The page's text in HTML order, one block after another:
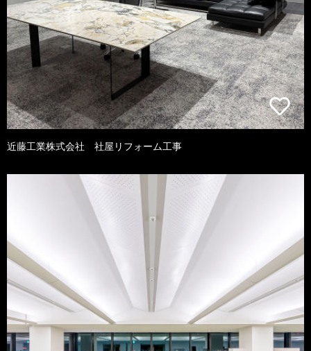
近藤工業株式会社 社屋リフォーム工事